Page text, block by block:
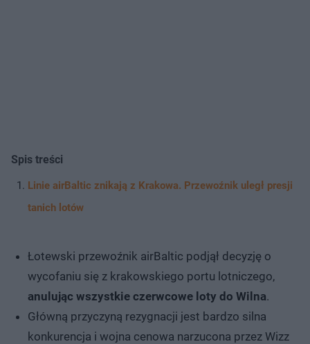
Spis treści
Linie airBaltic znikają z Krakowa. Przewoźnik uległ presji
tanich lotów
Łotewski przewoźnik airBaltic podjął decyzję o
wycofaniu się z krakowskiego portu lotniczego,
anulując wszystkie czerwcowe loty do Wilna.
Główną przyczyną rezygnacji jest bardzo silna
konkurencja i wojna cenowa narzucona przez Wizz